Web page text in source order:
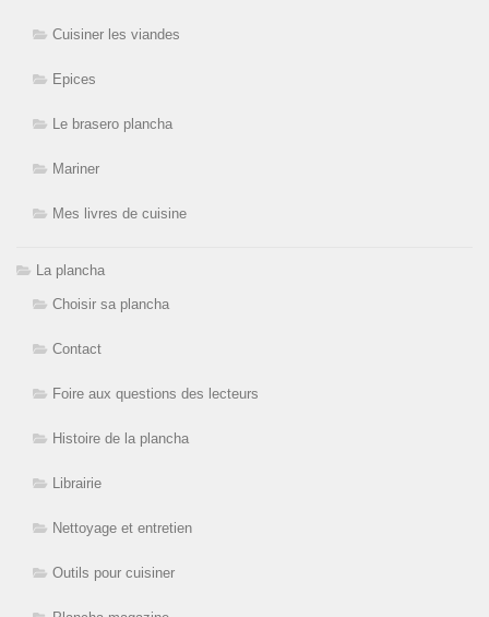
Cuisiner les viandes
Epices
Le brasero plancha
Mariner
Mes livres de cuisine
La plancha
Choisir sa plancha
Contact
Foire aux questions des lecteurs
Histoire de la plancha
Librairie
Nettoyage et entretien
Outils pour cuisiner